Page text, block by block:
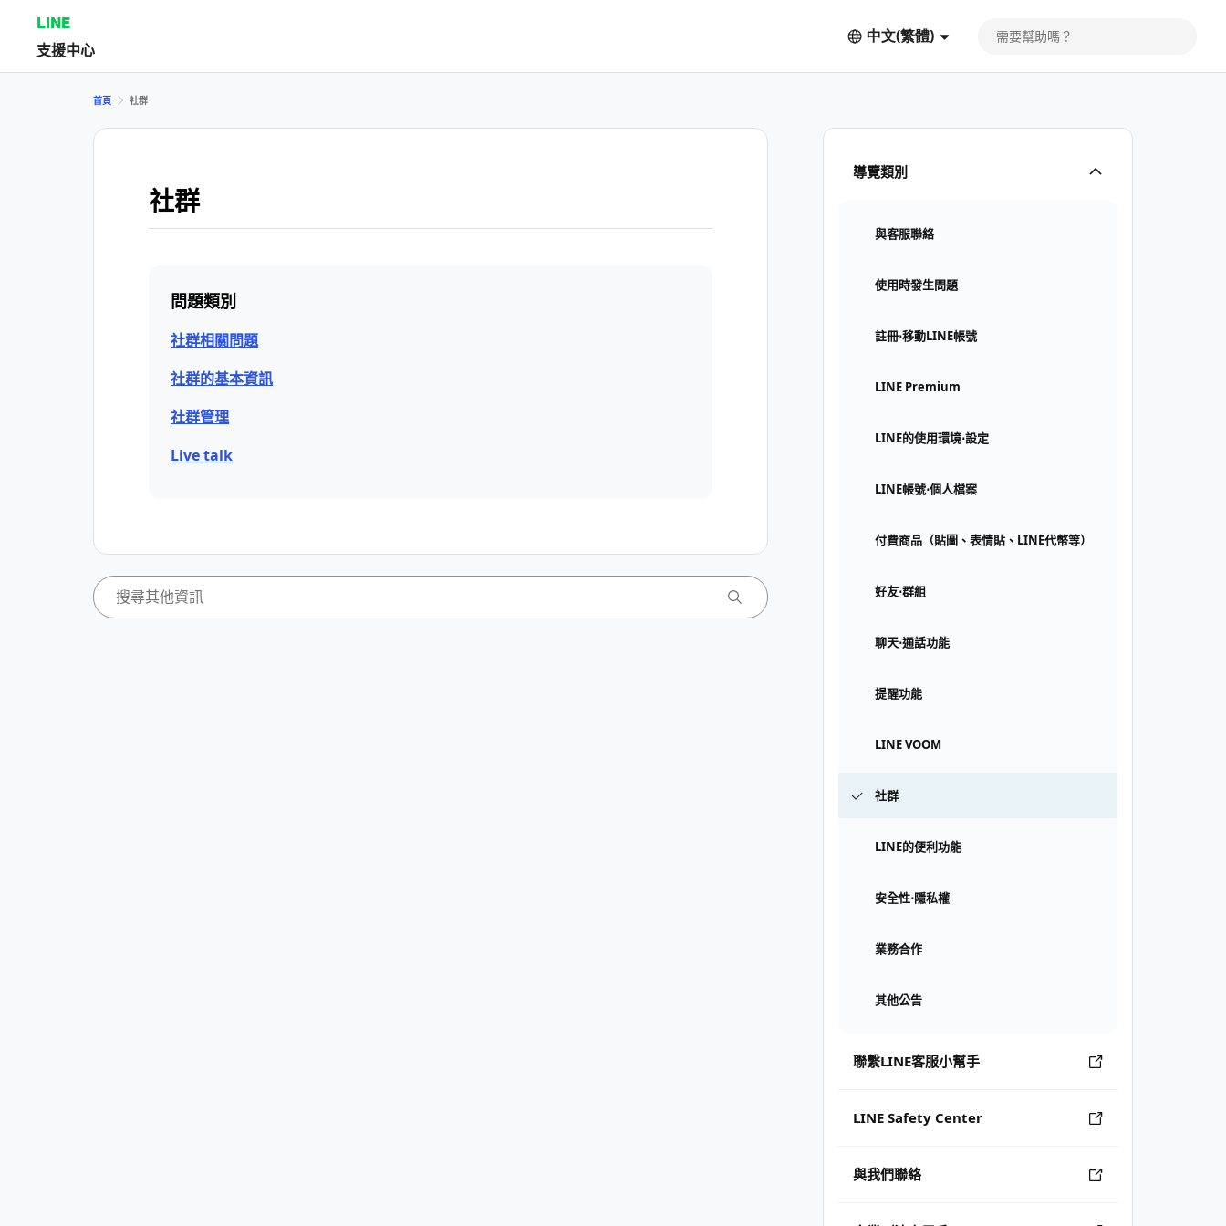
LINE
支援中心
中文(繁體)
導覽類別
與客服聯絡
使用時發生問題
註冊⋅移動LINE帳號
LINE Premium
LINE的使用環境⋅設定
LINE帳號⋅個人檔案
付費商品（貼圖、表情貼、LINE代幣等）
好友⋅群組
聊天⋅通話功能
提醒功能
LINE VOOM
社群
LINE的便利功能
安全性⋅隱私權
業務合作
其他公告
聯繫LINE客服小幫手
LINE Safety Center
與我們聯絡
首頁 社群
社群
問題類別
社群相關問題
社群的基本資訊
社群管理
Live talk